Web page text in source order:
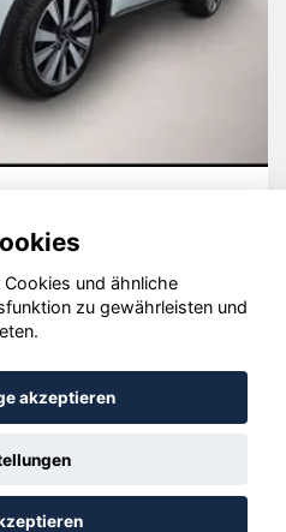
GmbH 2020 - 2026
und ähnliche
zu gewährleisten und
akzeptieren